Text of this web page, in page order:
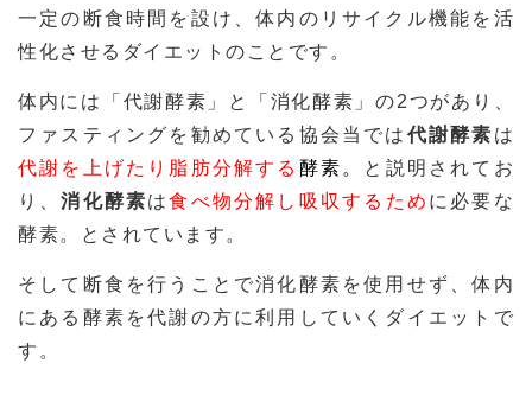
一定の断食時間を設け、体内のリサイクル機能を活
性化させるダイエットのことです。
体内には「代謝酵素」と「消化酵素」の2つがあり、
ファスティングを勧めている協会当では 代謝酵素 は
代謝を上げたり脂肪分解する 酵素。
と説明されてお
り、消化酵素は食べ物分解し吸収するため に必要な
酵素。とされています。
そして断食を行うことで消化酵素を使用せず、体内
にある酵素を代謝の方に利用していくダイエットで
す。